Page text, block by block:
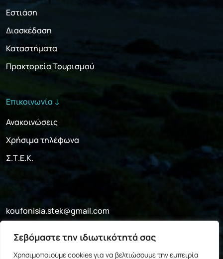
Σεβόμαστε την ιδιωτικότητά σας
Χρησιμοποιούμε cookies για να βελτιώσουμε την εμπειρία
Εστιάση
Διασκέδαση
Καταστήματα
Πρακτορεία Τουρισμού
Επικοινωνία ↓
Ανακοινώσεις
Χρήσιμα τηλέφωνα
Σ.Τ.Ε.Κ.
koufonisia.stek@gmail.com
Facebook